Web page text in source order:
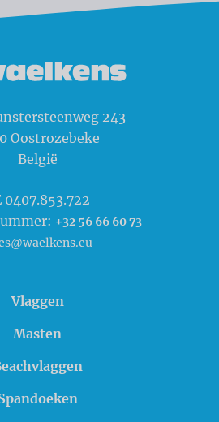
243
Oostrozebeke
België
0407.853.722
+32 56 66 60 73
Vlaggen
Masten